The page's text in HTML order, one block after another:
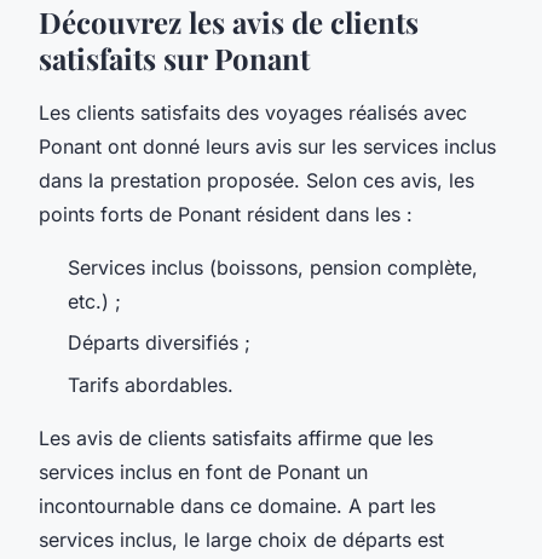
Découvrez les avis de clients
satisfaits sur Ponant
Les clients satisfaits des voyages réalisés avec
Ponant ont donné leurs avis sur les services inclus
dans la prestation proposée. Selon ces avis, les
points forts de Ponant résident dans les :
Services inclus (boissons, pension complète,
etc.) ;
Départs diversifiés ;
Tarifs abordables.
Les avis de clients satisfaits affirme que les
services inclus en font de Ponant un
incontournable dans ce domaine. A part les
services inclus, le large choix de départs est